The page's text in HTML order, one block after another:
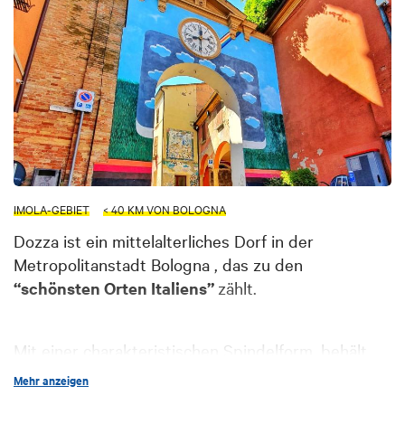
IMOLA-GEBIET < 40 KM VON BOLOGNA
Dozza ist ein mittelalterliches Dorf in der
Metropolitanstadt Bologna , das zu den
“schönsten Orten Italiens” zählt.
Mit einer charakteristischen Spindelform, behält
die Burg ihre
Mehr anzeigen